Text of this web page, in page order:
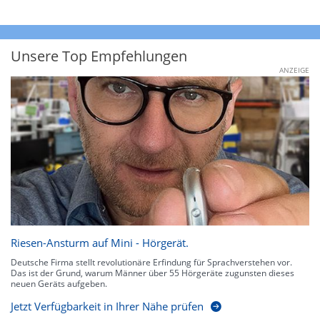
Unsere Top Empfehlungen
ANZEIGE
Riesen-Ansturm auf Mini - Hörgerät.
Deutsche Firma stellt revolutionäre Erfindung für Sprachverstehen vor.
Das ist der Grund, warum Männer über 55 Hörgeräte zugunsten dieses
neuen Geräts aufgeben.
Jetzt Verfügbarkeit in Ihrer Nähe prüfen